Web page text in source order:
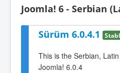
Joomla! 6 - Serbian
Sürüm 6.0.4.1
This is the Serbian,
Joomla! 6.0.4